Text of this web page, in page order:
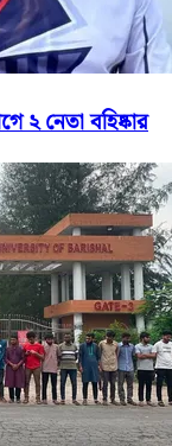
২ নেতা বহিষ্কার